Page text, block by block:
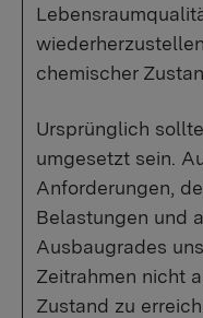
chemischer
Ursprünglich
umgesetzt sein.
Anforderungen,
Belastungen und
Ausbaugrades
Zeitrahmen nicht
Zustand zu